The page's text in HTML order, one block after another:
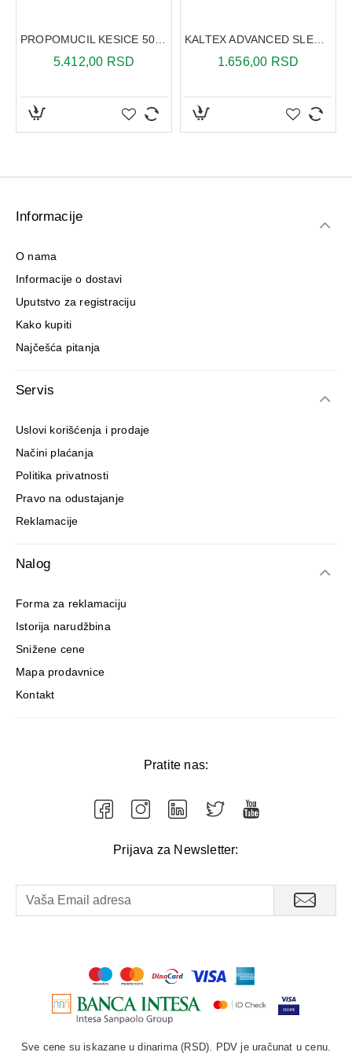
5.412,00 RSD
KALTEX ADVANCED SLEEP FORMULA 30 KAPSULA
1.656,00 RSD
Informacije
O nama
Informacije o dostavi
Uputstvo za registraciju
Kako kupiti
Najčešća pitanja
Servis
Uslovi korišćenja i prodaje
Načini plaćanja
Politika privatnosti
Pravo na odustajanje
Reklamacije
Nalog
Forma za reklamaciju
Istorija narudžbina
Snižene cene
Mapa prodavnice
Kontakt
Pratite nas:
Prijava za Newsletter:
Sve cene su iskazane u dinarima (RSD). PDV je uračunat u cenu.